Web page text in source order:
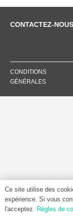
CONTACTEZ-NOUS
CONDITIONS
GÉNÉRALES
Ce site utilise des
expérience. Si vous
l'acceptez. Règles de